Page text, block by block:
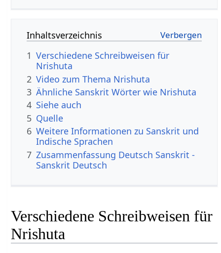
Inhaltsverzeichnis
1 Verschiedene Schreibweisen für
Nrishuta
2 Video zum Thema Nrishuta
3 Ähnliche Sanskrit Wörter wie Nrishuta
4 Siehe auch
5 Quelle
6 Weitere Informationen zu Sanskrit und
Indische Sprachen
7 Zusammenfassung Deutsch Sanskrit -
Sanskrit Deutsch
Verschiedene Schreibweisen für
Nrishuta